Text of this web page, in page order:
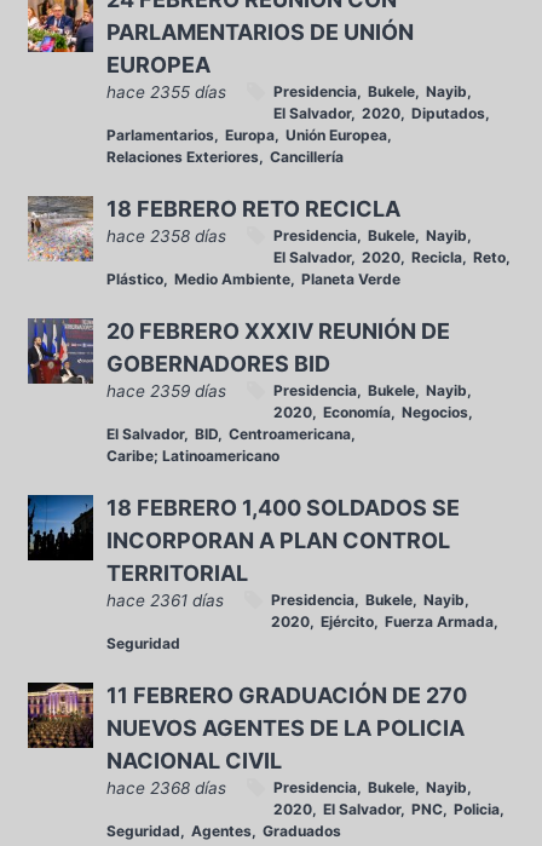
PARLAMENTARIOS DE UNIÓN
EUROPEA
hace 2355 días Presidencia Bukele Nayib
El Salvador 2020 Diputados
Parlamentarios Europa Unión Europea
Relaciones Exteriores Cancillería
18 FEBRERO RETO RECICLA
hace 2358 días Presidencia Bukele Nayib
El Salvador 2020 Recicla Reto
Plástico Medio Ambiente Planeta Verde
20 FEBRERO XXXIV REUNIÓN DE
GOBERNADORES BID
hace 2359 días Presidencia Bukele Nayib
2020 Economía Negocios
El Salvador BID Centroamericana
Caribe; Latinoamericano
18 FEBRERO 1,400 SOLDADOS SE
INCORPORAN A PLAN CONTROL
TERRITORIAL
hace 2361 días Presidencia Bukele Nayib
2020 Ejército Fuerza Armada
Seguridad
11 FEBRERO GRADUACIÓN DE 270
NUEVOS AGENTES DE LA POLICIA
NACIONAL CIVIL
hace 2368 días Presidencia Bukele Nayib
2020 El Salvador PNC Policia
Seguridad
Agentes Graduados